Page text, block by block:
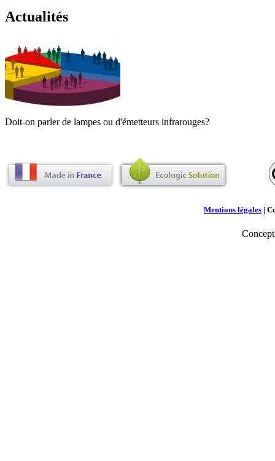
Actualités
Doit-on parler de lampes ou d'émetteurs infrarouges?
Mentions légales |